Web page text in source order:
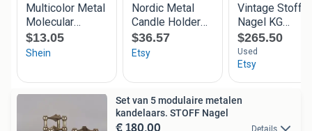
Set van 5 modulaire metalen
kandelaars. STOFF Nagel
€ 180,00 Details